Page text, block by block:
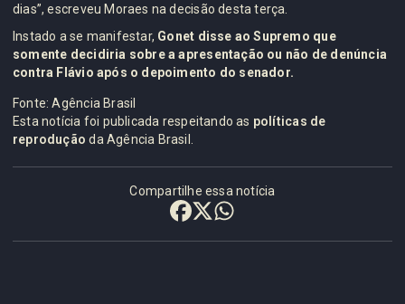
dias”, escreveu Moraes na decisão desta terça.
Instado a se manifestar, Gonet disse ao Supremo que
somente decidiria sobre a apresentação ou não de denúncia
contra Flávio após o depoimento do senador.
Fonte: Agência Brasil
Esta notícia foi publicada respeitando as políticas de
reprodução da Agência Brasil.
Compartilhe essa notícia